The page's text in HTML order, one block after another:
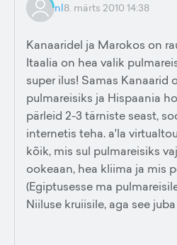
nl8. märts 2010 14:38
Kanaaridel ja Marokos on
Itaalia on hea valik
super ilus! Samas Kanaarid
pulmareisiks ja Hispaania
pärleid 2-3 tärniste seast,
internetis teha. a'la
kõik, mis sul pulmareisiks
ookeaan, hea kliima ja mis
(Egiptusesse ma
Niiluse kruiisile, aga see